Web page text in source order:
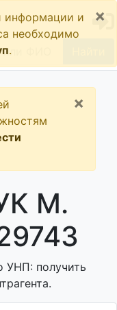
информации и
необходимо
.
×
×
М.
УНП: получить